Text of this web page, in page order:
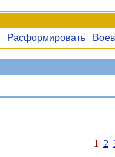
Расформировать
1 2